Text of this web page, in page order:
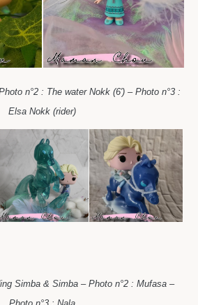
n°2 : The water Nokk (6′) – Photo n°3 :
Elsa Nokk (rider)
Simba & Simba – Photo n°2 : Mufasa –